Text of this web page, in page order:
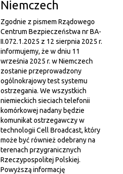
Niemczech
Zgodnie z pismem Rządowego
Centrum Bezpieczeństwa nr BA-
II.072.1.2025 z 12 sierpnia 2025 r.
informujemy, że w dniu 11
września 2025 r. w Niemczech
zostanie przeprowadzony
ogólnokrajowy test systemu
ostrzegania. We wszystkich
niemieckich sieciach telefonii
komórkowej nadany będzie
komunikat ostrzegawczy w
technologii Cell Broadcast, który
może być również odebrany na
terenach przygranicznych
Rzeczypospolitej Polskiej.
Powyższą informację